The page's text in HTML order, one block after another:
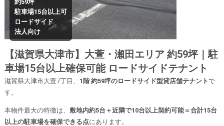
約59坪
駐車場15台以上可
ロードサイド
法人向け
【滋賀県大津市】大萱・瀬田エリア 約59坪｜駐
車場15台以上確保可能 ロードサイドテナント
滋賀県大津市大萱7丁目、 1階 約59坪のロードサイド型貸店舗テナントで
す。
本物件最大の特徴は、 敷地内約5台＋近隣で10台以上契約可能＝合計15台
以上の駐車場を確保できる点にあります。